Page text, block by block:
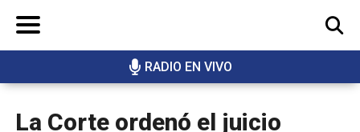
RADIO EN VIVO
BUSCAR
La Corte ordenó el juicio